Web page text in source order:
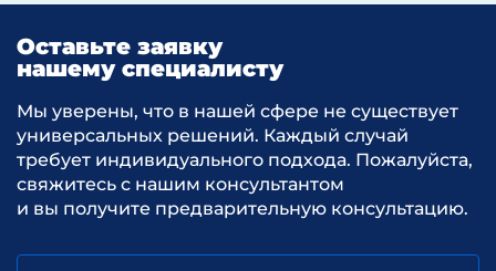
Оставьте заявку
нашему специалисту
Мы уверены, что в нашей сфере не существует
универсальных решений. Каждый случай
требует индивидуального подхода. Пожалуйста,
свяжитесь с нашим консультантом
и вы получите предварительную консультацию.